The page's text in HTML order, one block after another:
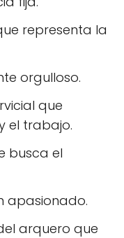
representa la
orgulloso.
que
el trabajo.
busca el
apasionado.
arquero que